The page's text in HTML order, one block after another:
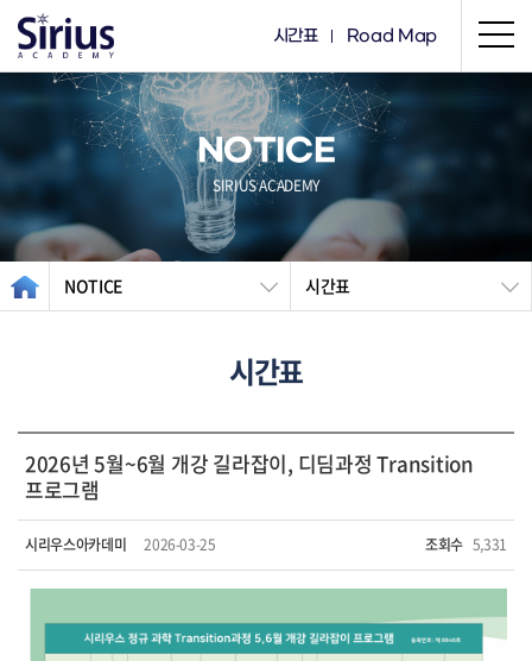
시간표 Road Map
NOTICE
SIRIUS ACADEMY
NOTICE 시간표
시간표
2026년 5월~6월 개강 길라잡이, 디딤과정 Transition
프로그램
시리우스아카데미 2026-03-25 조회수 5,331